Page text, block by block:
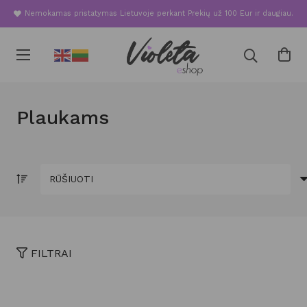
Nemokamas pristatymas Lietuvoje perkant Prekių už 100 Eur ir daugiau.
Plaukams
FILTRAI